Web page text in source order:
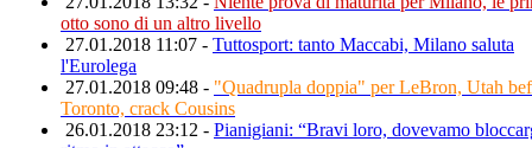
otto sono di un altro livello
27.01.2018 11:07 - Tuttosport: tanto Maccabi, Milano saluta
l'Eurolega
27.01.2018 09:48 - "Quadrupla doppia" per LeBron, Utah
Toronto, crack Cousins
26.01.2018 23:12 - Pianigiani: “Bravi loro, dovevamo